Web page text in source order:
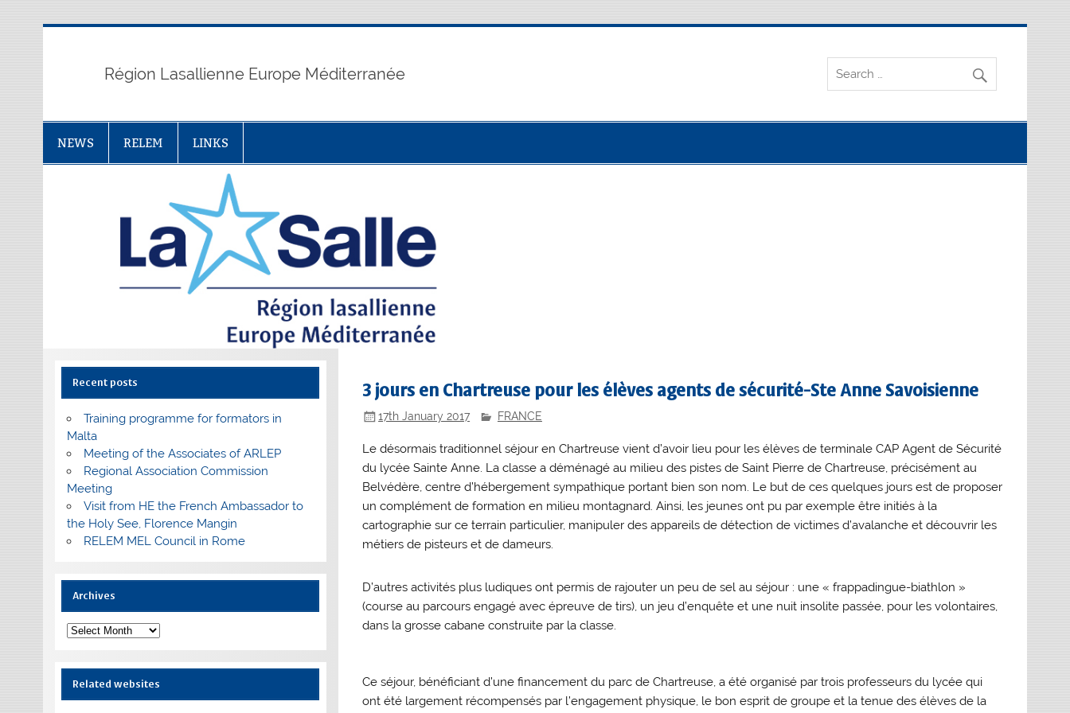
Région Lasallienne Europe Méditerranée
NEWS RELEM LINKS
3 jours en Chartreuse pour les élèves agents de sécurité-Ste Anne Savoisienne
17th January 2017 FRANCE
Le désormais traditionnel séjour en Chartreuse vient d’avoir lieu pour les élèves de terminale CAP Agent de Sécurité
du lycée Sainte Anne. La classe a déménagé au milieu des pistes de Saint Pierre de Chartreuse, précisément au
Belvédère, centre d’hébergement sympathique portant bien son nom. Le but de ces quelques jours est de proposer
un complément de formation en milieu montagnard. Ainsi, les jeunes ont pu par exemple être initiés à la
cartographie sur ce terrain particulier, manipuler des appareils de détection de victimes d’avalanche et découvrir les
métiers de pisteurs et de dameurs.
D’autres activités plus ludiques ont permis de rajouter un peu de sel au séjour : une « frappadingue-biathlon »
(course au parcours engagé avec épreuve de tirs), un jeu d’enquête et une nuit insolite passée, pour les volontaires,
dans la grosse cabane construite par la classe.
Ce séjour, bénéficiant d’une financement du parc de Chartreuse, a été organisé par trois professeurs du lycée qui
ont été largement récompensés par l’engagement physique, le bon esprit de groupe et la tenue des élèves de la
Recent posts
Training programme for formators in
Malta
Meeting of the Associates of ARLEP
Regional Association Commission
Meeting
Visit from HE the French Ambassador to
the Holy See, Florence Mangin
RELEM MEL Council in Rome
Archives
Archives
Related websites